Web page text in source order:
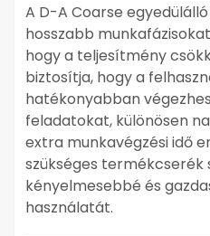
A D-A Coarse
hosszabb
hogy a teljesítmény
biztosítja, hogy a
hatékonyabban
feladatokat, különösen
extra munkavégzési idő
szükséges termékcserék
kényelmesebbé és
használatát.